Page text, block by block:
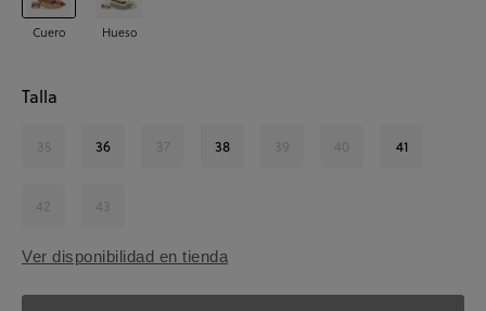
Cuero Hueso
Talla
35 36 37 38 39 40 41
42 43
Ver disponibilidad en tienda